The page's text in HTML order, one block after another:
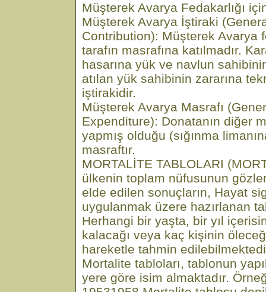
Müşterek Avarya Fedakarlığı
Müşterek Avarya İştiraki
Contribution): Müşterek Avarya
tarafın masrafına katılmadır.
hasarına yük ve navlun
atılan yük sahibinin zararına
iştirakidir.
Müşterek Avarya Masrafı
Expenditure): Donatanın diğer
yapmış olduğu (sığınma
masraftır.
MORTALİTE TABLOLARI
ülkenin toplam nüfusunun
elde edilen sonuçların, Hayat
uygulanmak üzere hazırlanan
Herhangi bir yaşta, bir yıl
kalacağı veya kaç kişinin
hareketle tahmin
Mortalite tabloları, tablonun
yere göre isim almaktadır.